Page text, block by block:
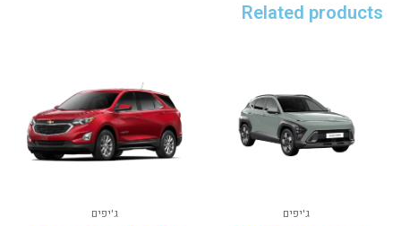
Related products
ג'יפים ג'יפים